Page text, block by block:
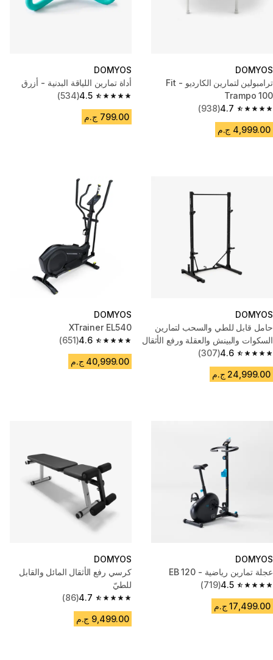
DOMYOS
ترامبولين لتمارين الكارديو - Fit
Trampo 100
4.7
4.7 out of 5 stars from 938 reviews
(938)
4,999.00 ج.م
DOMYOS
أداة تمارين اللياقة البدنية - أزرق
4.5
4.5 out of 5 stars from 534 reviews
(534)
799.00 ج.م
DOMYOS
حامل قابل للطي والسحب لتمارين
السكوات والبينش والعقلة ورفع الأثقال
4.6
4.6 out of 5 stars from 307 reviews
(307)
24,999.00 ج.م
DOMYOS
XTrainer EL540
4.6
4.6 out of 5 stars from 651 reviews
(651)
40,999.00 ج.م
DOMYOS
عجلة تمارين رياضية - EB 120
4.5
4.5 out of 5 stars from 719 reviews
(719)
17,499.00 ج.م
DOMYOS
كرسي رفع الأثقال المائل والقابل
للطيّ
4.7
4.7 out of 5 stars from 86 reviews
(86)
9,499.00 ج.م